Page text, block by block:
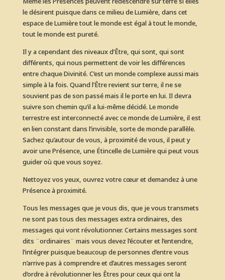
le désirent puisque dans ce milieu de Lumière, dans cet
espace de Lumière tout le monde est égal à tout le monde,
tout le monde est pureté.
Il y a cependant des niveaux d’Être, qui sont, qui sont
différents, qui nous permettent de voir les différences
entre chaque Divinité. C’est un monde complexe aussi mais
simple à la fois. Quand l’Être revient sur terre, il ne se
souvient pas de son passé mais il le porte en lui. Il devra
suivre son chemin qu’il a lui-même décidé. Le monde
terrestre est interconnecté avec ce monde de Lumière, il est
en lien constant dans l’invisible, sorte de monde parallèle.
Sachez qu’autour de vous, à proximité de vous, il peut y
avoir une Présence, une Étincelle de Lumière qui peut vous
guider où que vous soyez.
Nettoyez vos yeux, ouvrez votre cœur et demandez à une
Présence à proximité.
Tous les messages que je vous dis, que je vous transmets
ne sont pas tous des messages extra ordinaires, des
messages qui vont révolutionner. Certains messages sont
dits ¨ordinaires¨ mais vous devez l’écouter et l’entendre,
l’intégrer puisque beaucoup de personnes d’entre vous
n’arrive pas à comprendre et d’autres messages seront
d’ordre à révolutionner les Êtres pour ceux qui ont la